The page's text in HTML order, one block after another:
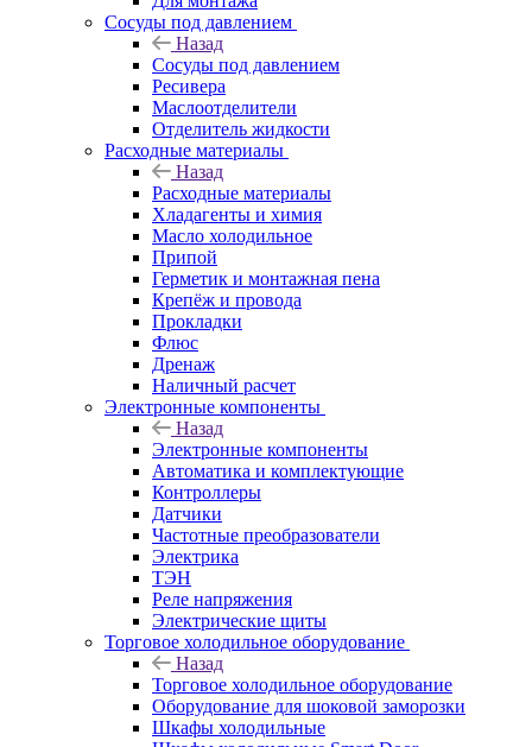
Сосуды под давлением
Назад
Сосуды под давлением
Ресивера
Маслоотделители
Отделитель жидкости
Расходные материалы
Назад
Расходные материалы
Хладагенты и химия
Масло холодильное
Припой
Герметик и монтажная пена
Крепёж и провода
Прокладки
Флюс
Дренаж
Наличный расчет
Электронные компоненты
Назад
Электронные компоненты
Автоматика и комплектующие
Контроллеры
Датчики
Частотные преобразователи
Электрика
ТЭН
Реле напряжения
Электрические щиты
Торговое холодильное оборудование
Назад
Торговое холодильное оборудование
Оборудование для шоковой заморозки
Шкафы холодильные